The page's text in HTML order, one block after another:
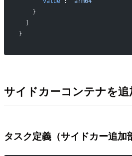
    }
  ]
}
サイドカーコンテナを追
タスク定義（サイドカー追加